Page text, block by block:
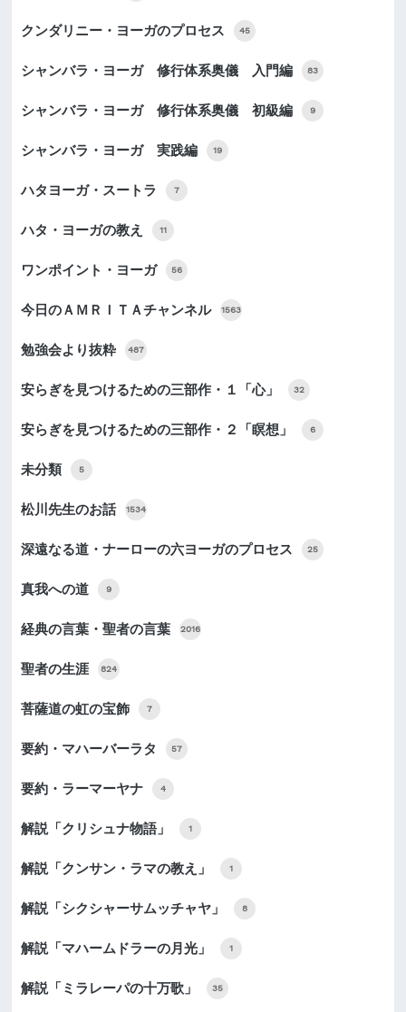
クンダリニー・ヨーガのプロセス 45
シャンバラ・ヨーガ 修行体系奥儀 入門編 83
シャンバラ・ヨーガ 修行体系奥儀 初級編 9
シャンバラ・ヨーガ 実践編 19
ハタヨーガ・スートラ 7
ハタ・ヨーガの教え 11
ワンポイント・ヨーガ 56
今日のＡＭＲＩＴＡチャンネル 1563
勉強会より抜粋 487
安らぎを見つけるための三部作・１「心」 32
安らぎを見つけるための三部作・２「瞑想」 6
未分類 5
松川先生のお話 1534
深遠なる道・ナーローの六ヨーガのプロセス 25
真我への道 9
経典の言葉・聖者の言葉 2016
聖者の生涯 824
菩薩道の虹の宝飾 7
要約・マハーバーラタ 57
要約・ラーマーヤナ 4
解説「クリシュナ物語」 1
解説「クンサン・ラマの教え」 1
解説「シクシャーサムッチャヤ」 8
解説「マハームドラーの月光」 1
解説「ミラレーパの十万歌」 35